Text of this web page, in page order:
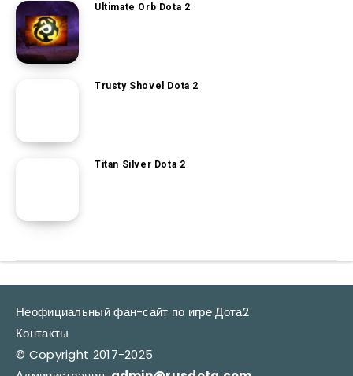
Ultimate Orb Dota 2
Trusty Shovel Dota 2
Titan Silver Dota 2
Неофициальный фан-сайт по игре Дота2
Контакты
© Copyright 2017-2025